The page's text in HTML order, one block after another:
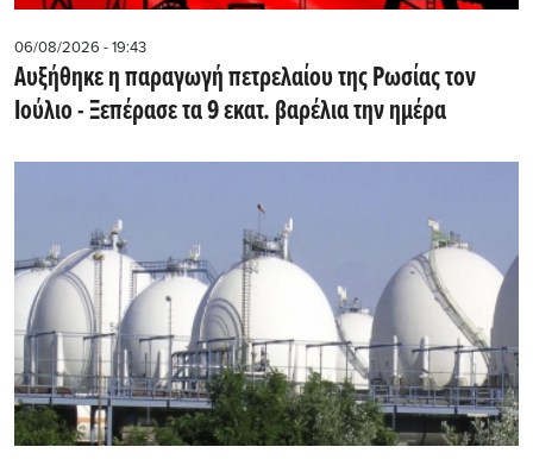
06/08/2026 - 19:43
Αυξήθηκε η παραγωγή πετρελαίου της Ρωσίας τον
Ιούλιο - Ξεπέρασε τα 9 εκατ. βαρέλια την ημέρα